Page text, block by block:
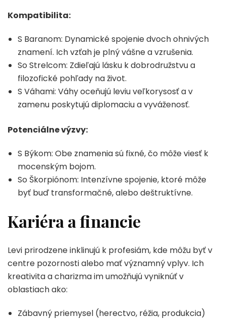
Kompatibilita:
S Baranom: Dynamické spojenie dvoch ohnivých
znamení. Ich vzťah je plný vášne a vzrušenia.
So Strelcom: Zdieľajú lásku k dobrodružstvu a
filozofické pohľady na život.
S Váhami: Váhy oceňujú leviu veľkorysosť a v
zamenu poskytujú diplomaciu a vyváženosť.
Potenciálne výzvy:
S Býkom: Obe znamenia sú fixné, čo môže viesť k
mocenským bojom.
So Škorpiónom: Intenzívne spojenie, ktoré môže
byť buď transformačné, alebo deštruktívne.
Kariéra a financie
Levi prirodzene inklinujú k profesiám, kde môžu byť v
centre pozornosti alebo mať významný vplyv. Ich
kreativita a charizma im umožňujú vyniknúť v
oblastiach ako:
Zábavný priemysel (herectvo, réžia, produkcia)